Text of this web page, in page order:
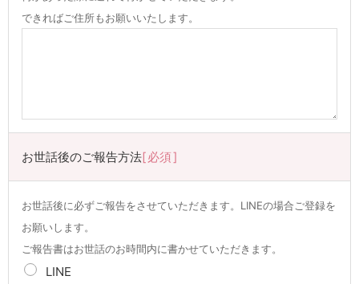
できればご住所もお願いいたします。
お世話後のご報告方法 必須
お世話後に必ずご報告をさせていただきます。LINEの場合ご登録を
お願いします。
ご報告書はお世話のお時間内に書かせていただきます。
LINE